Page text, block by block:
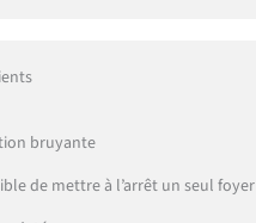
bruyante
de mettre à l’arrêt un seul foyer